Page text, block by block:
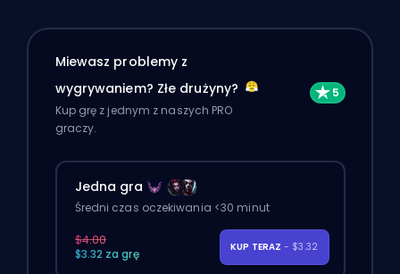
Miewasz problemy z
wygrywaniem? Złe drużyny?
Kup grę z jednym z naszych PRO
graczy.
Jedna gra
Średni czas oczekiwania <30 minut
$4.00
$3.32 za grę
KUP TERAZ - $3.32